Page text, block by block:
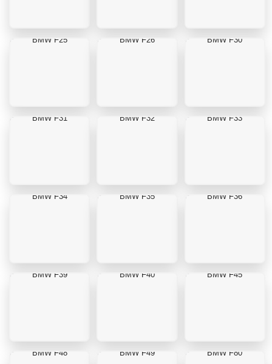
BMW F25 BMW F26 BMW F30
BMW F31 BMW F32 BMW F33
BMW F34 BMW F35 BMW F36
BMW F39 BMW F40 BMW F45
BMW F48 BMW F49 BMW F80